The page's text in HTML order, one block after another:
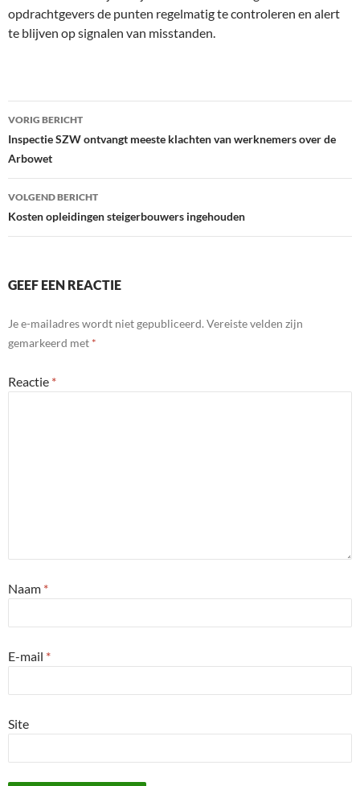
opdrachtgevers de punten regelmatig te controleren en alert
te blijven op signalen van misstanden.
Bericht
navigatie
VORIG BERICHT
Inspectie SZW ontvangt meeste klachten van werknemers over de
Arbowet
VOLGEND BERICHT
Kosten opleidingen steigerbouwers ingehouden
GEEF EEN REACTIE
Je e-mailadres wordt niet gepubliceerd. Vereiste velden zijn
gemarkeerd met *
Reactie *
Naam *
E-mail *
Site